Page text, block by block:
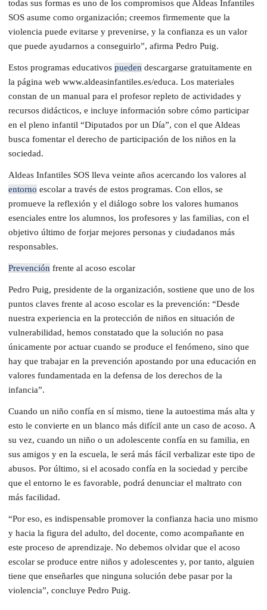
todas sus formas es uno de los compromisos que Aldeas Infantiles
SOS asume como organización; creemos firmemente que la
violencia puede evitarse y prevenirse, y la confianza es un valor
que puede ayudarnos a conseguirlo”, afirma Pedro Puig.
Estos programas educativos pueden descargarse gratuitamente en
la página web www.aldeasinfantiles.es/educa. Los materiales
constan de un manual para el profesor repleto de actividades y
recursos didácticos, e incluye información sobre cómo participar
en el pleno infantil “Diputados por un Día”, con el que Aldeas
busca fomentar el derecho de participación de los niños en la
sociedad.
Aldeas Infantiles SOS lleva veinte años acercando los valores al
entorno escolar a través de estos programas. Con ellos, se
promueve la reflexión y el diálogo sobre los valores humanos
esenciales entre los alumnos, los profesores y las familias, con el
objetivo último de forjar mejores personas y ciudadanos más
responsables.
Prevención frente al acoso escolar
Pedro Puig, presidente de la organización, sostiene que uno de los
puntos claves frente al acoso escolar es la prevención: “Desde
nuestra experiencia en la protección de niños en situación de
vulnerabilidad, hemos constatado que la solución no pasa
únicamente por actuar cuando se produce el fenómeno, sino que
hay que trabajar en la prevención apostando por una educación en
valores fundamentada en la defensa de los derechos de la
infancia”.
Cuando un niño confía en sí mismo, tiene la autoestima más alta y
esto le convierte en un blanco más difícil ante un caso de acoso. A
su vez, cuando un niño o un adolescente confía en su familia, en
sus amigos y en la escuela, le será más fácil verbalizar este tipo de
abusos. Por último, si el acosado confía en la sociedad y percibe
que el entorno le es favorable, podrá denunciar el maltrato con
más facilidad.
“Por eso, es indispensable promover la confianza hacia uno mismo
y hacia la figura del adulto, del docente, como acompañante en
este proceso de aprendizaje. No debemos olvidar que el acoso
escolar se produce entre niños y adolescentes y, por tanto, alguien
tiene que enseñarles que ninguna solución debe pasar por la
violencia”, concluye Pedro Puig.